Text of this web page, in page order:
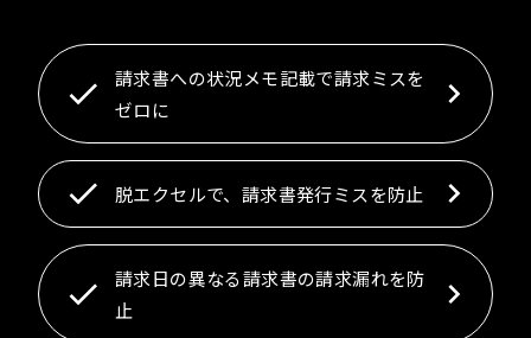
請求書への状況メモ記載で請求ミスを
ゼロに
脱エクセルで、請求書発行ミスを防止
請求日の異なる請求書の請求漏れを防
止